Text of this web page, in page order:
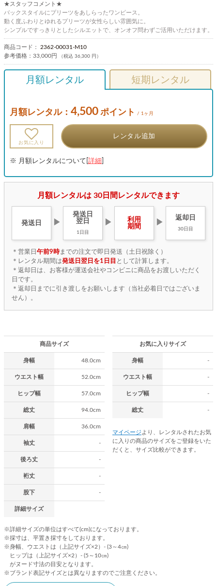
★スタッフコメント★
バックスタイルにプリーツをあしらったワンピース。
動く度ふわりとゆれるプリーツが女性らしい雰囲気に。
シンプルですっきりとしたシルエットで、オンオフ問わずご活用いただけます。
商品コード： 2362-00031-M10
参考価格： 33,000円 （税込 36,300 円）
月額レンタル 短期レンタル
月額レンタル： 4,500 ポイント / 1ヶ月
お気に入り
レンタル追加
※ 月額レンタルについて[ 詳細
月額レンタルは 30日間レンタルできます
発送日 ▶
発送日
翌日
1日目
▶
利用
期間
▶
返却日
30日目
＊営業日 午前9時までの注文で即日発送（土日祝除く）
＊レンタル期間は発送日翌日を1日目 として計算します。
＊返却日は、お客様が運送会社やコンビニに商品をお渡しいただく
日です。
＊返却日までに引き渡しをお願いします（当社必着日ではございま
せん）。
商品サイズ
身幅 48.0cm
ウエスト幅 52.0cm
ヒップ幅 57.0cm
総丈 94.0cm
肩幅 36.0cm
袖丈 -
後ろ丈 -
裄丈 -
股下 -
詳細サイズ
お気に入りサイズ
身幅 -
ウエスト幅 -
ヒップ幅 -
総丈 -
マイページ より、レンタルされたお気
に入りの商品のサイズをご登録をいた
だくと、サイズ比較ができます。
※詳細サイズの単位はすべて(cm)になっております。
※採寸は、平置き採寸をしております。
※身幅、ウエストは（上記サイズ×2）- (3～4㎝)
ヒップは（上記サイズ×2）- (5～10㎝)
がヌード寸法の目安となります。
※ブランド表記サイズとは異なりますのでご注意ください。